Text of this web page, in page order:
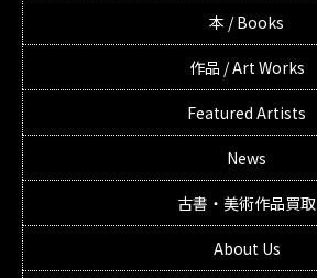
本 / Books
作品 / Art Works
Featured Artists
News
古書・美術作品買取
About Us